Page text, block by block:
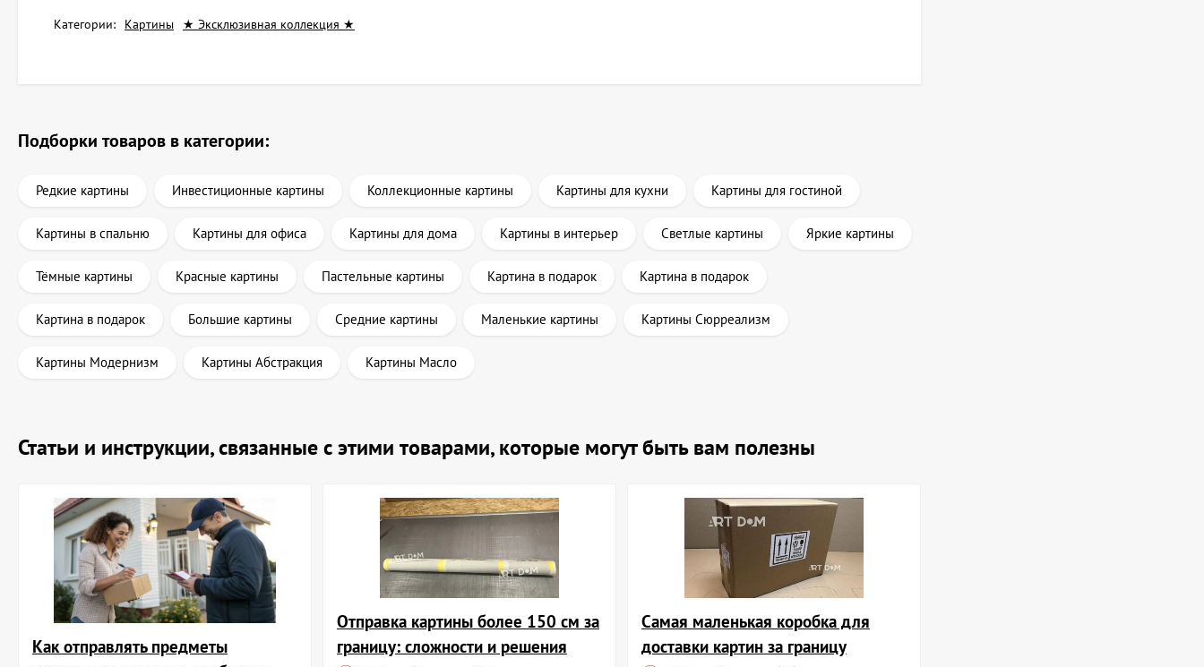
Категории: Картины ★ Эксклюзивная коллекция ★
Подборки товаров в категории:
Редкие картины Инвестиционные картины Коллекционные картины Картины для кухни Картины для гостиной
Картины в спальню Картины для офиса Картины для дома Картины в интерьер Светлые картины Яркие картины
Тёмные картины Красные картины Пастельные картины Картина в подарок Картина в подарок
Картина в подарок Большие картины Средние картины Маленькие картины Картины Сюрреализм
Картины Модернизм Картины Абстракция Картины Масло
Статьи и инструкции, связанные с этими товарами, которые могут быть вам полезны
Как отправлять предметы
Отправка картины более 150 см за
границу: сложности и решения
Самая маленькая коробка для
доставки картин за границу